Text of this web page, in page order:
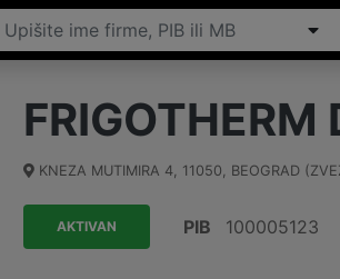
FRIGOTHERM
KNEZA MUTIMIRA 4, 11050, BEOGRAD
AKTIVAN PIB 100005123